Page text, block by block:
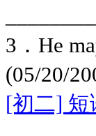
3．He
(05/20/
[初二] 短